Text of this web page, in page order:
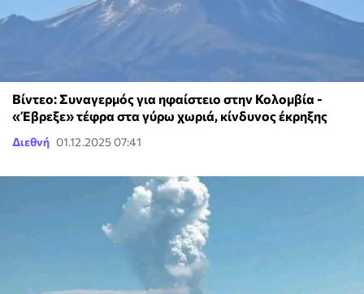
Βίντεο: Συναγερμός για ηφαίστειο στην Κολομβία -
«Έβρεξε» τέφρα στα γύρω χωριά, κίνδυνος έκρηξης
Διεθνή 01.12.2025 07:41